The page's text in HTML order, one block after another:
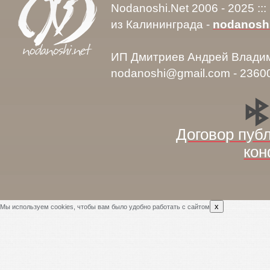
Nodanoshi.Net 2006 - 2025
из Калининграда -
ИП Дмитриев Андрей
nodanoshi@gmail.com -
Договор
Мы используем cookies, чтобы вам было удобно работать с сайтом x